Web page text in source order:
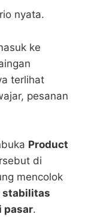
nyata.
ke
terlihat
pesanan
Product
di
mencolok
stabilitas
pasar.